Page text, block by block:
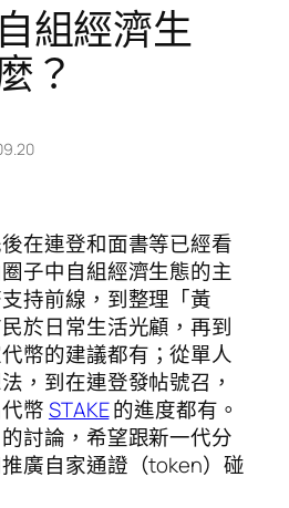
組經濟生
？
在連登和面書等已經看
子中自組經濟生態的主
持前線，到整理「黃
於日常生活光顧，再到
幣的建議都有；從單人
，到在連登發帖號召，
幣STAKE的進度都有。
討論，希望跟新一代分
廣自家通證（token）碰